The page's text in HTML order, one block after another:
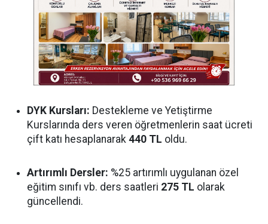
DYK Kursları: Destekleme ve Yetiştirme
Kurslarında ders veren öğretmenlerin saat ücreti
çift katı hesaplanarak 440 TL oldu.
Artırımlı Dersler: %25 artırımlı uygulanan özel
eğitim sınıfı vb. ders saatleri 275 TL olarak
güncellendi.